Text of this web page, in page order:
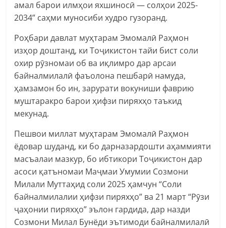
амал барои илмҳои яхшиносӣ — солҳои 2025-
2034” саҳми муносиби худро гузоранд.
Роҳбари давлат муҳтарам Эмомалӣ Раҳмон
изҳор доштанд, ки Тоҷикистон тайи бист соли
охир рӯзномаи об ва иқлимро дар арсаи
байналмилалӣ фаъолона пешбарӣ намуда,
ҳамзамон бо ин, зарурати вокуниши фаврию
муштаракро барои ҳифзи пиряхҳо таъкид
мекунад.
Пешвои миллат муҳтарам Эмомалӣ Раҳмон
ёдовар шуданд, ки бо дарназардошти аҳаммияти
масъалаи мазкур, бо ибтикори Тоҷикистон дар
асоси қатъномаи Маҷмаи Умумии Созмони
Милали Муттаҳид соли 2025 ҳамчун “Соли
байналмилалии ҳифзи пиряхҳо” ва 21 март “Рӯзи
ҷаҳонии пиряхҳо” эълон гардида, дар назди
Созмони Милал Бунёди эътимоди байналмилалӣ